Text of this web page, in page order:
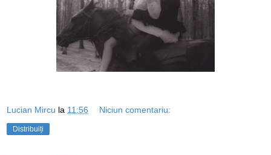
Lucian Mircu la 11:56 Niciun comentariu:
Distribuiți